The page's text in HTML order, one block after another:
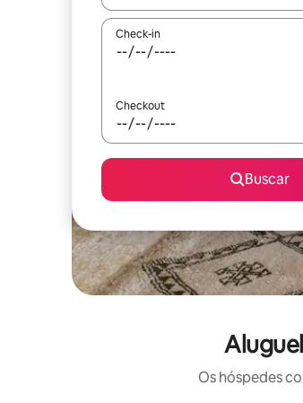
Check-in
Checkout
Buscar
Os hóspedes